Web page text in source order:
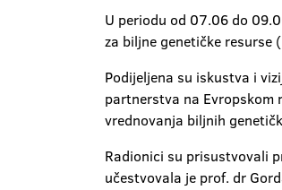
U periodu od 07.06 do
za biljne genetičke resurse
Podijeljena su iskustva i
partnerstva na Evropskom
vrednovanja biljnih
Radionici su prisustvovali
učestvovala je prof. dr